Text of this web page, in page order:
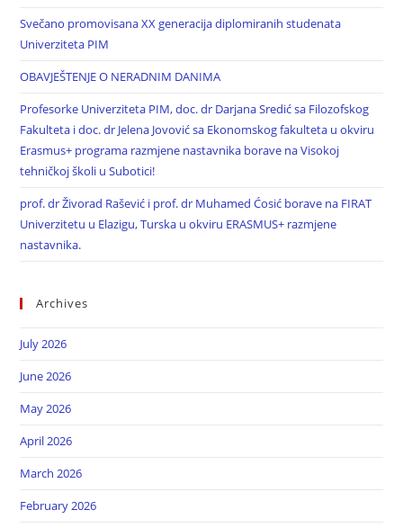
Svečano promovisana XX generacija diplomiranih studenata
Univerziteta PIM
OBAVJEŠTENJE O NERADNIM DANIMA
Profesorke Univerziteta PIM, doc. dr Darjana Sredić sa Filozofskog
Fakulteta i doc. dr Jelena Jovović sa Ekonomskog fakulteta u okviru
Erasmus+ programa razmjene nastavnika borave na Visokoj
tehničkoj školi u Subotici!
prof. dr Živorad Rašević i prof. dr Muhamed Ćosić borave na FIRAT
Univerzitetu u Elazigu, Turska u okviru ERASMUS+ razmjene
nastavnika.
Archives
July 2026
June 2026
May 2026
April 2026
March 2026
February 2026